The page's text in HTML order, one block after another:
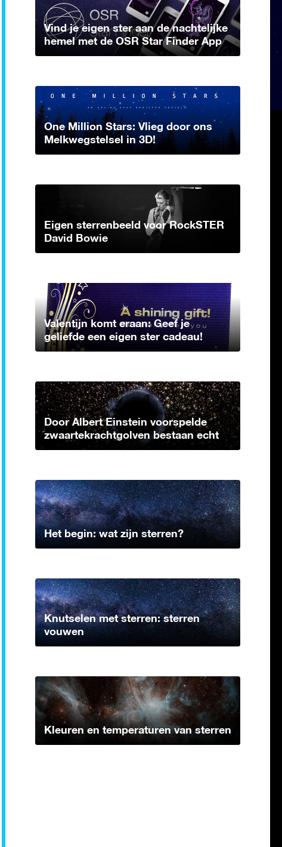
Vind je eigen ster aan de nachtelijke
hemel met de OSR Star Finder App
One Million Stars: Vlieg door ons
Melkwegstelsel in 3D!
Eigen sterrenbeeld voor RockSTER
David Bowie
Valentijn komt eraan: Geef je
geliefde een eigen ster cadeau!
Door Albert Einstein voorspelde
zwaartekrachtgolven bestaan echt
Het begin: wat zijn sterren?
Knutselen met sterren: sterren
vouwen
Kleuren en temperaturen van sterren